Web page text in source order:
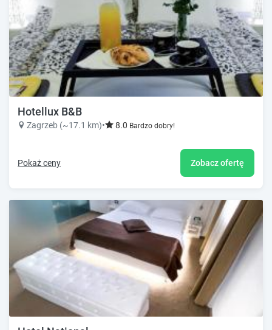
Hotellux B&B
Zagrzeb (~17.1 km)• 8.0 Bardzo dobry!
Pokaż ceny Zobacz ofertę